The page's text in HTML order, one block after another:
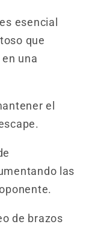
esencial
que
una
el
las
de brazos